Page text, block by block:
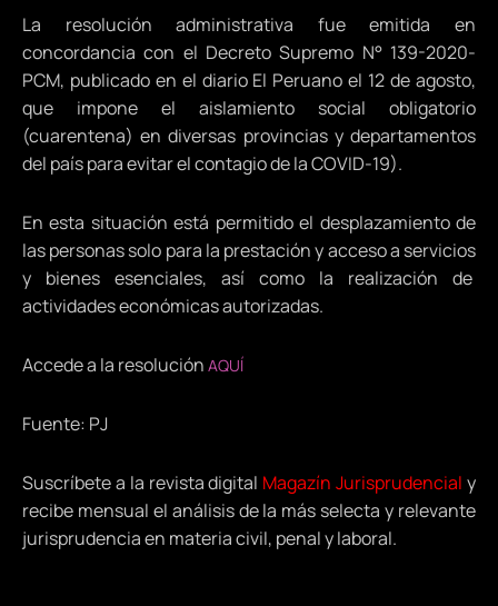
La resolución administrativa fue emitida en
concordancia con el Decreto Supremo N° 139-2020-
PCM, publicado en el diario El Peruano el 12 de agosto,
que impone el aislamiento social obligatorio
(cuarentena) en diversas provincias y departamentos
del país para evitar el contagio de la COVID-19).
En esta situación está permitido el desplazamiento de
las personas solo para la prestación y acceso a servicios
y bienes esenciales, así como la realización de
actividades económicas autorizadas.
Accede a la resolución AQUÍ
Fuente: PJ
Suscríbete a la revista digital Magazín Jurisprudencial y
recibe mensual el análisis de la más selecta y relevante
jurisprudencia en materia civil, penal y laboral.